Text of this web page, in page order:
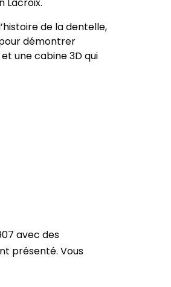
Lacroix.
de la dentelle,
démontrer
une cabine 3D qui
avec des
présenté. Vous